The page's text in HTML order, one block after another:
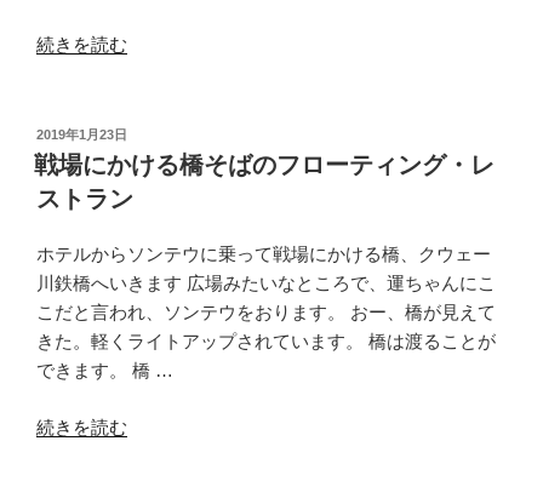
光”
“カ
ャ
ナ
ブ
ー
ナ
テ
ィ・
ザ・
バ
続きを読む
投
稿
日:
2019年1月23日
戦場にかける橋そばのフローティング・レ
ストラン
ホテルからソンテウに乗って戦場にかける橋、クウェー
川鉄橋へいきます 広場みたいなところで、運ちゃんにこ
こだと言われ、ソンテウをおります。 おー、橋が見えて
きた。軽くライトアップされています。 橋は渡ることが
できます。 橋 …
“戦
続きを読む